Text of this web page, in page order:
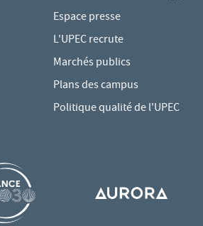
Espace presse
L'UPEC recrute
Marchés publics
Plans des campus
Politique qualité de l'UPEC